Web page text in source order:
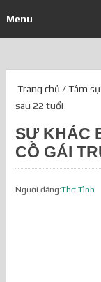
Menu
Trang chủ /Tâm sự
sau 22 tuổi
SỰ KHÁC
CÔ GÁI
Người đăng:Thơ Tình